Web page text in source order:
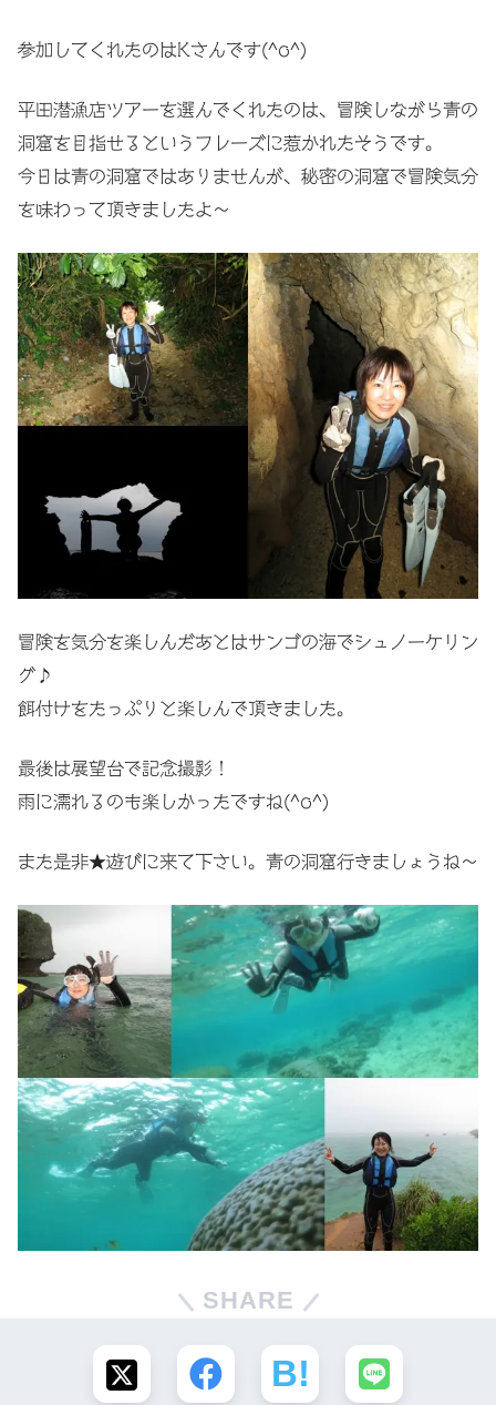
参加してくれたのはKさんです(^o^)
平田潜漁店ツアーを選んでくれたのは、冒険しながら青の
洞窟を目指せるというフレーズに惹かれたそうです。
今日は青の洞窟ではありませんが、秘密の洞窟で冒険気分
を味わって頂きましたよ〜
冒険を気分を楽しんだあとはサンゴの海でシュノーケリン
グ♪
餌付けをたっぷりと楽しんで頂きました。
最後は展望台で記念撮影！
雨に濡れるのも楽しかったですね(^o^)
また是非★遊びに来て下さい。青の洞窟行きましょうね〜
SHARE